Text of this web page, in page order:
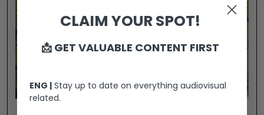
CLAIM YOUR SPOT!
📩 GET VALUABLE CONTENT FIRST
ENG | Stay up to date on everything audiovisual
related.